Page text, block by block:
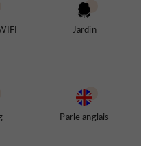
Jardin
Parle anglais